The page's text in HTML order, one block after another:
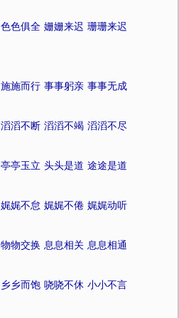
色色俱全 姗姗来迟 珊珊来迟
施施而行 事事躬亲 事事无成
滔滔不断 滔滔不竭 滔滔不尽
亭亭玉立 头头是道 途途是道
娓娓不怠 娓娓不倦 娓娓动听
物物交换 息息相关 息息相通
乡乡而饱 哓哓不休 小小不言